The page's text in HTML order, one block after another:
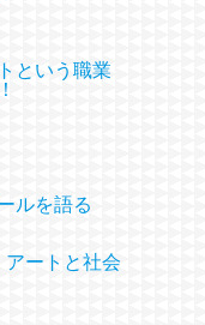
という職業
ルを語る
アートと社会